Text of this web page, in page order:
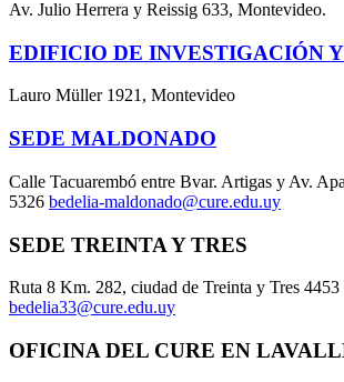
Av. Julio Herrera y Reissig 633, Montevideo.
EDIFICIO DE INVESTIGACIÓN Y
Lauro Müller 1921, Montevideo
SEDE MALDONADO
Calle Tacuarembó entre Bvar. Artigas y Av.
5326 bedelia-maldonado@cure.edu.uy
SEDE TREINTA Y TRES
Ruta 8 Km. 282, ciudad de Treinta y Tres 4453
bedelia33@cure.edu.uy
OFICINA DEL CURE EN